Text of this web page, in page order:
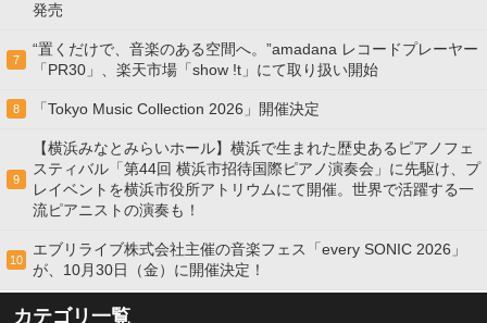
発売
7
“置くだけで、音楽のある空間へ。”amadana レコードプレーヤー
「PR30」、楽天市場「show !t」にて取り扱い開始
8 「Tokyo Music Collection 2026」開催決定
9
【横浜みなとみらいホール】横浜で生まれた歴史あるピアノフェ
スティバル「第44回 横浜市招待国際ピアノ演奏会」に先駆け、プ
レイベントを横浜市役所アトリウムにて開催。世界で活躍する一
流ピアニストの演奏も！
10
エブリライブ株式会社主催の音楽フェス「every SONIC 2026」
が、10月30日（金）に開催決定！
カテゴリ一覧